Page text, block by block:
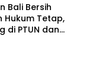
Bali Bersih
Hukum Tetap,
di PTUN dan